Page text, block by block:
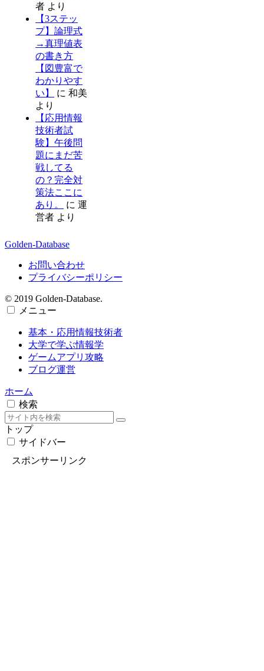
者 より
【3ステッ
プ】論理式
→真理値表
の書き方
【図豊富で
わかりやす
い】
に和美
より
【応用情報
技術者試
験】午後問
題にまだ苦
戦してる
の？完全対
策法ここに
あり。
に運
営者 より
Golden-Database
お問い合わせ
プライバシーポリシー
© 2019 Golden-Database.
メニュー
基本・応用情報技術者
大学で学ぶ情報学
ゲームアプリ攻略
ブログ運営
ホーム
検索
トップ
サイドバー
スポンサーリンク